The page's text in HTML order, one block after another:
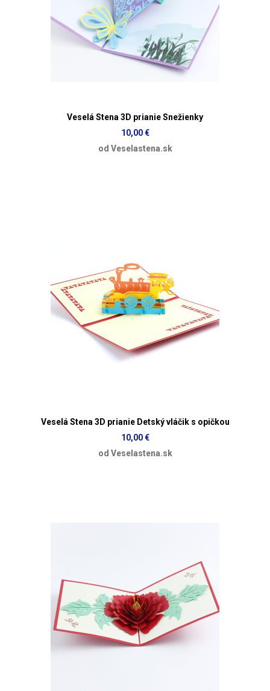
Veselá Stena 3D prianie Snežienky
10,00 €
od Veselastena.sk
Veselá Stena 3D prianie Detský vláčik s opičkou
10,00 €
od Veselastena.sk